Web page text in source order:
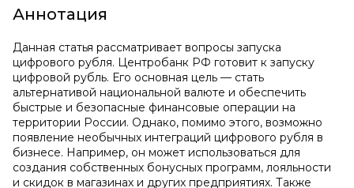
Аннотация
Данная статья рассматривает вопросы запуска
цифрового рубля. Центробанк РФ готовит к запуску
цифровой рубль. Его основная цель — стать
альтернативой национальной валюте и обеспечить
быстрые и безопасные финансовые операции на
территории России. Однако, помимо этого, возможно
появление необычных интеграций цифрового рубля в
бизнесе. Например, он может использоваться для
создания собственных бонусных программ, лояльности
и скидок в магазинах и других предприятиях. Также